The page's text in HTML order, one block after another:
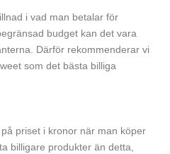
i vad man betalar för
budget kan det vara
Därför rekommenderar vi
som det bästa billiga
priset i kronor när man köper
billigare produkter än detta,